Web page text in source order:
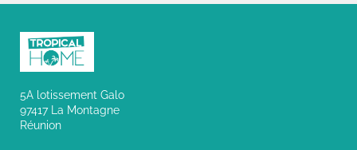
5A lotissement Galo
97417 La Montagne
Réunion